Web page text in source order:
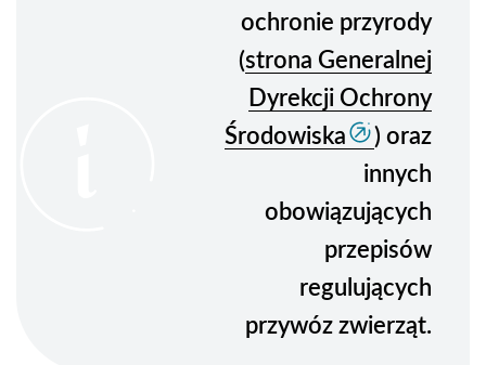
ochronie przyrody
(strona Generalnej
Dyrekcji Ochrony
Środowiska
) oraz
innych
obowiązujących
przepisów
regulujących
przywóz zwierząt.